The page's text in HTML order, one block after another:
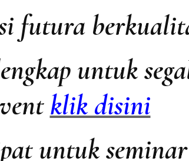
futura
untuk
klik disini
untuk